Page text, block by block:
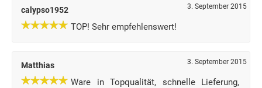
calypso1952 3. September 2015
TOP! Sehr empfehlenswert!
Matthias 3. September 2015
Ware in Topqualität, schnelle Lieferung,